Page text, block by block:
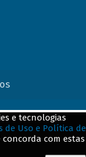
e tecnologias
de Uso e Política de
com estas